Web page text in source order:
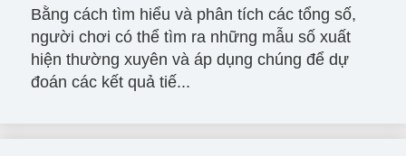
Bằng cách tìm hiểu và phân tích các tổng số,
người chơi có thể tìm ra những mẫu số xuất
hiện thường xuyên và áp dụng chúng để dự
đoán các kết quả tiế...